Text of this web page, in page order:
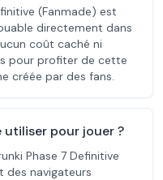
(Fanmade) est
directement dans
coût caché ni
pour profiter de cette
créée par des fans.
pour jouer ?
Phase 7 Definitive
des navigateurs